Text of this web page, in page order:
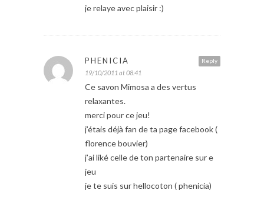
je relaye avec plaisir :)
Reply
PHENICIA
19/10/2011 at 08:41
Ce savon Mimosa a des vertus
relaxantes.
merci pour ce jeu!
j’étais déjà fan de ta page facebook (
florence bouvier)
j’ai liké celle de ton partenaire sur e
jeu
je te suis sur hellocoton ( phenicia)